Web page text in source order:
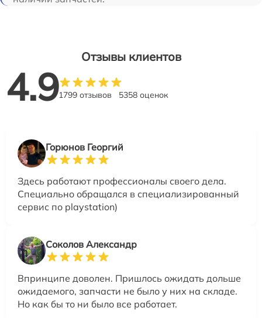
Отзывы клиентов
4.91799 отзывов 5358 оценок
Горюнов Георгий
Здесь работают профессионалы своего дела.
Специально обращался в специализированный
сервис по playstation)
Соколов Александр
Впринципе доволен. Пришлось ожидать дольше
ожидаемого, запчасти не было у них на складе.
Но как бы то ни было все работает.